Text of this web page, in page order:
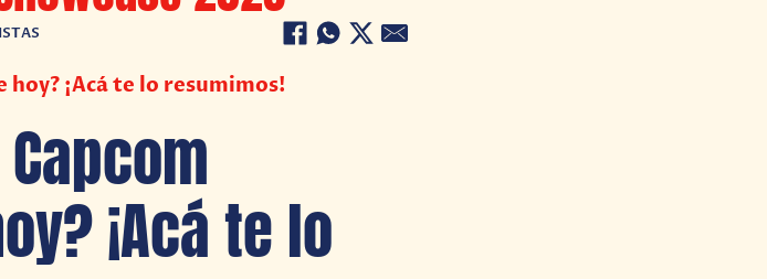
hoy? ¡Acá te lo resumimos!
¡Acá te lo